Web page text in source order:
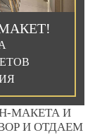
МАКЕТА И
И ОТДАЕМ